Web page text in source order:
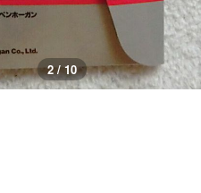
3 / 10